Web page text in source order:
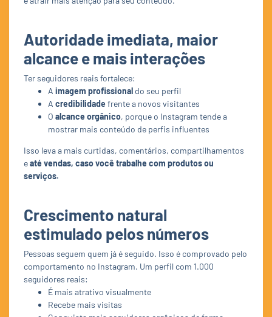
Autoridade imediata, maior
alcance e mais interações
Ter seguidores reais fortalece:
A imagem profissional do seu perfil
A credibilidade frente a novos visitantes
O alcance orgânico, porque o Instagram tende a
mostrar mais conteúdo de perfis influentes
Isso leva a mais curtidas, comentários, compartilhamentos
eaté vendas, caso você trabalhe com produtos ou
serviços.
Crescimento natural
estimulado pelos números
Pessoas seguem quem já é seguido. Isso é comprovado pelo
comportamento no Instagram. Um perfil com 1.000
seguidores reais:
É mais atrativo visualmente
Recebe mais visitas